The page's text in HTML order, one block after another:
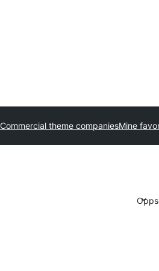
Commercial theme companiesMine